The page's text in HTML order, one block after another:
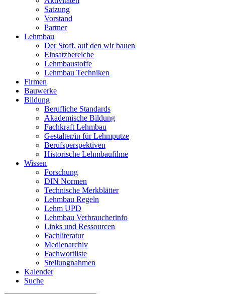
Satzung
Vorstand
Partner
Lehmbau
Der Stoff, auf den wir bauen
Einsatzbereiche
Lehmbaustoffe
Lehmbau Techniken
Firmen
Bauwerke
Bildung
Berufliche Standards
Akademische Bildung
Fachkraft Lehmbau
Gestalter/in für Lehmputze
Berufsperspektiven
Historische Lehmbaufilme
Wissen
Forschung
DIN Normen
Technische Merkblätter
Lehmbau Regeln
Lehm UPD
Lehmbau Verbraucherinfo
Links und Ressourcen
Fachliteratur
Medienarchiv
Fachwortliste
Stellungnahmen
Kalender
Suche